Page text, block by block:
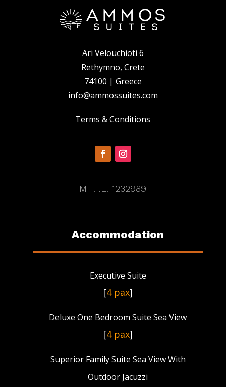
Ari Velouchioti 6
Rethymno, Crete
74100 | Greece
info@ammossuites.com
Terms & Conditions
MH.T.E. 1232989
Accommodation
Executive Suite
[4 pax]
Deluxe One Bedroom Suite Sea View
[4 pax]
Superior Family Suite Sea View With
Outdoor Jacuzzi